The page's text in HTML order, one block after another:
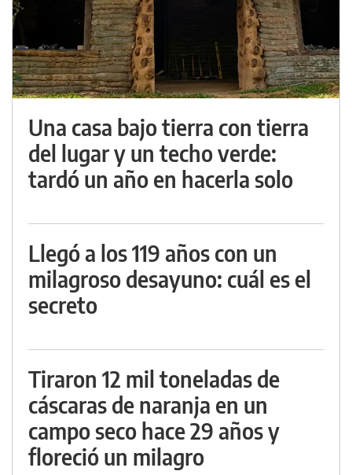
Una casa bajo tierra con tierra
del lugar y un techo verde:
tardó un año en hacerla solo
Llegó a los 119 años con un
milagroso desayuno: cuál es el
secreto
Tiraron 12 mil toneladas de
cáscaras de naranja en un
campo seco hace 29 años y
floreció un milagro